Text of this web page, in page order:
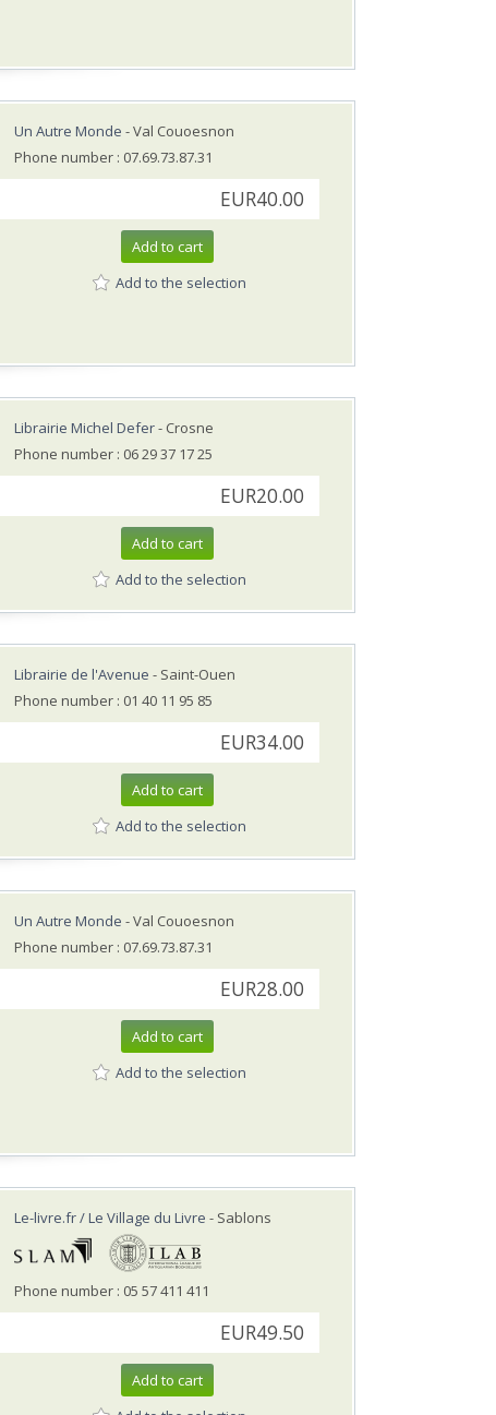
Un Autre Monde - Val Couoesnon
Phone number : 07.69.73.87.31
EUR40.00
Add to cart
Add to the selection
Librairie Michel Defer- Crosne
Phone number : 06 29 37 17 25
EUR20.00
Add to cart
Add to the selection
Librairie de l'Avenue - Saint-Ouen
Phone number : 01 40 11 95 85
EUR34.00
Add to cart
Add to the selection
Un Autre Monde - Val Couoesnon
Phone number : 07.69.73.87.31
EUR28.00
Add to cart
Add to the selection
Le-livre.fr / Le Village du Livre - Sablons
Phone number : 05 57 411 411
EUR49.50
Add to cart